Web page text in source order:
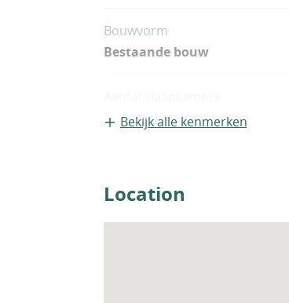
Bouwvorm
Bestaande bouw
3
Airco
Sauna
Zwembad
Bekijk alle kenmerken
Location